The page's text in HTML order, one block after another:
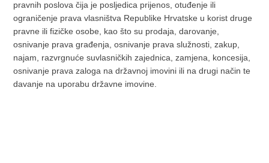
pravnih poslova čija je posljedica prijenos, otuđenje ili
ograničenje prava vlasništva Republike Hrvatske u korist druge
pravne ili fizičke osobe, kao što su prodaja, darovanje,
osnivanje prava građenja, osnivanje prava služnosti, zakup,
najam, razvrgnuće suvlasničkih zajednica, zamjena, koncesija,
osnivanje prava zaloga na državnoj imovini ili na drugi način te
davanje na uporabu državne imovine.